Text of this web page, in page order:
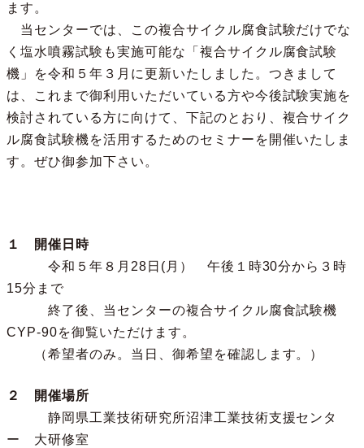
ます。
当センターでは、この複合サイクル腐食試験だけでな
く塩水噴霧試験も実施可能な「複合サイクル腐食試験
機」を令和５年３月に更新いたしました。つきまして
は、これまで御利用いただいている方や今後試験実施を
検討されている方に向けて、下記のとおり、複合サイク
ル腐食試験機を活用するためのセミナーを開催いたしま
す。ぜひ御参加下さい。
１ 開催日時
令和５年８月28日(月） 午後１時30分から３時
15分まで
終了後、当センターの複合サイクル腐食試験機
CYP-90を御覧いただけます。
（希望者のみ。当日、御希望を確認します。）
２ 開催場所
静岡県工業技術研究所沼津工業技術支援センタ
ー 大研修室